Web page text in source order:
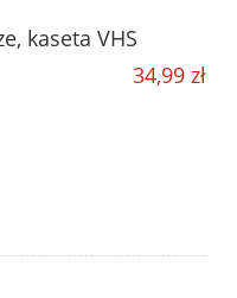
kaseta VHS
34,99 zł